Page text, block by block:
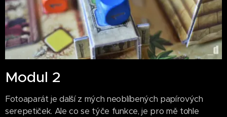
Modul 2
Fotoaparát je další z mých neoblíbených papírových
serepetiček. Ale co se týče funkce, je pro mě tohle